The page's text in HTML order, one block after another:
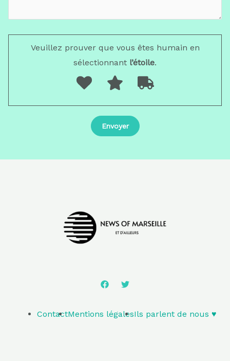
Veuillez prouver que vous êtes humain en
sélectionnant l’étoile.
ContactMentions légalesIls parlent de nous ♥️